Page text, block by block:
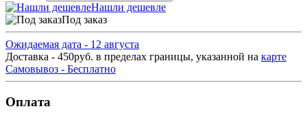
Нашли дешевле
Под заказ
Ожидаемая дата - 12 августа
Доставка - 450руб. в пределах границы, указанной на карте
Самовывоз - Бесплатно
Оплата